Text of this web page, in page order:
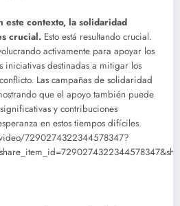
este contexto, la solidaridad
crucial. Esto está resultando crucial.
activamente para apoyar los
iniciativas destinadas a mitigar los
Las campañas de solidaridad
que el apoyo también puede
y contribuciones
en estos tiempos difíciles.
7290274322344578347?